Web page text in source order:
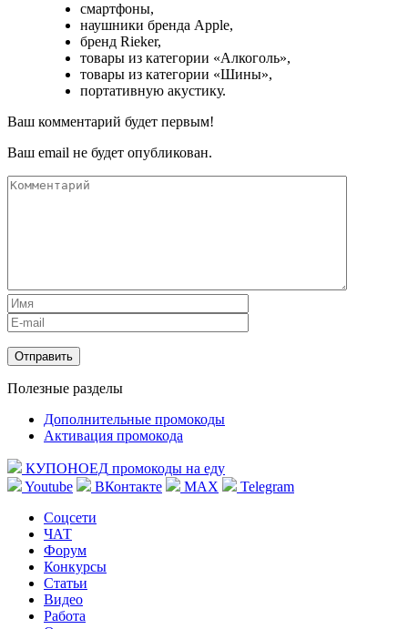
смартфоны,
наушники бренда Apple,
бренд Rieker,
товары из категории «Алкоголь»,
товары из категории «Шины»,
портативную акустику.
Ваш комментарий будет первым!
Ваш email не будет опубликован.
Полезные разделы
Дополнительные промокоды
Активация промокода
КУПОНОЕД промокоды на еду
Youtube
ВКонтакте MAX
Telegram
Соцсети
ЧАТ
Форум
Конкурсы
Статьи
Видео
Работа